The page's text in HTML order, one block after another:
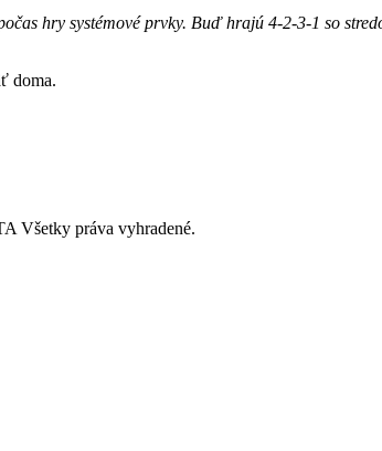
hry systémové prvky. Buď hrajú 4-2-3-1 so
doma.
Všetky práva vyhradené.